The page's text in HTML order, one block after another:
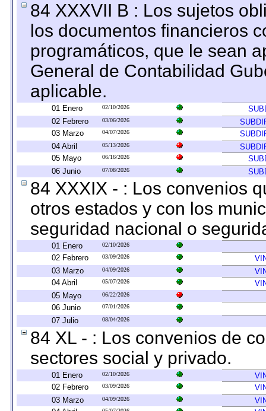
84 XXXVII B : Los sujetos
los documentos financieros
programáticos, que le sean
General de Contabilidad
aplicable.
01 Enero 02/10/2026
02 Febrero
03/06/2026
03 Marzo
04/07/2026
04 Abril
05/13/2026
05 Mayo
06/16/2026
06 Junio
07/08/2026
84 XXXIX - : Los convenios
otros estados y con los
seguridad nacional o
01 Enero 02/10/2026
02 Febrero 03/09/2026
03 Marzo
04/09/2026
04 Abril
05/07/2026
05 Mayo
06/22/2026
06 Junio 07/01/2026
07 Julio 08/04/2026
84 XL - : Los convenios de
sectores social y privado.
01 Enero 02/10/2026
02 Febrero
03/09/2026
03 Marzo
04/09/2026